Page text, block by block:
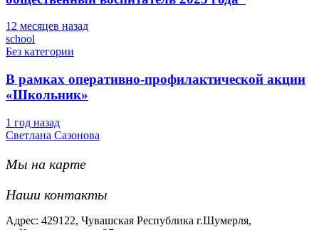
12 месяцев назад
school
Без категории
В рамках оперативно-профилактической акции
«Школьник»
1 год назад
Светлана Сазонова
Мы на карте
Наши контакты
Адрес: 429122, Чувашская Республика г.Шумерля,